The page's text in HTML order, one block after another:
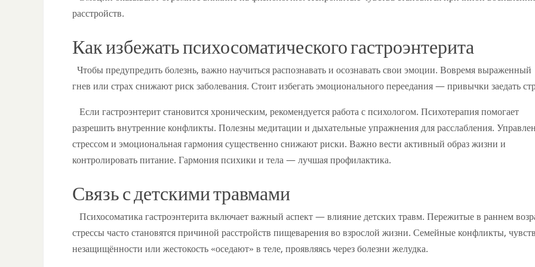
расстройств.
Как избежать психосоматического гастроэнтерита
Чтобы предупредить болезнь, важно научиться распознавать и осознавать свои эмоции. Вовремя выраженный
гнев или страх снижают риск заболевания. Стоит избегать эмоционального переедания — привычки заедать
Если гастроэнтерит становится хроническим, рекомендуется работа с психологом. Психотерапия помогает
разрешить внутренние конфликты. Полезны медитации и дыхательные упражнения для расслабления.
стрессом и эмоциональная гармония существенно снижают риски. Важно вести активный образ жизни и
контролировать питание. Гармония психики и тела — лучшая профилактика.
Связь с детскими травмами
Психосоматика гастроэнтерита включает важный аспект — влияние детских травм. Пережитые в раннем
стрессы часто становятся причиной расстройств пищеварения во взрослой жизни. Семейные конфликты,
незащищённости или жестокость «оседают» в теле, проявляясь через болезни желудка.